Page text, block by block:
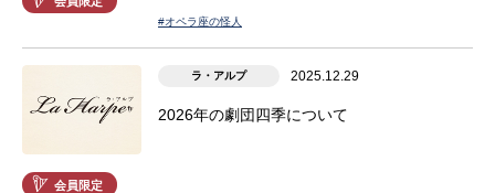
#オペラ座の怪人
会員限定
ラ・アルプ 2025.12.29
2026年の劇団四季について